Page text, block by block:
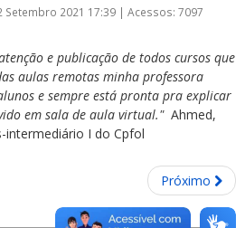
Setembro 2021 17:39 | Acessos: 7097
e publicação de todos cursos que
aulas remotas minha professora
e sempre está pronta pra explicar
em sala de aula virtual."Ahmed,
I do Cpfol
Próximo